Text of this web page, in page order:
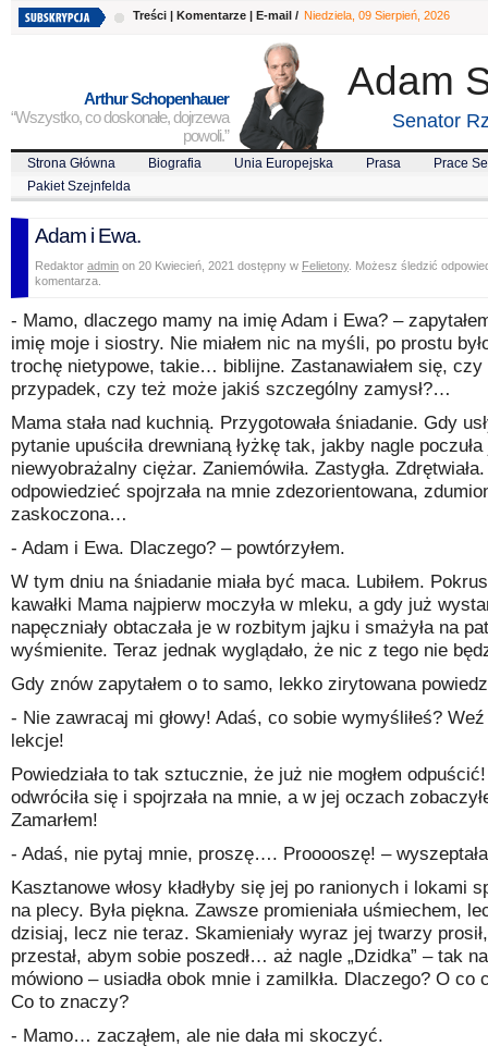
Treści | Komentarze | E-mail / Niedziela, 09 Sierpień, 2026
Arthur Schopenhauer
“Wszystko, co doskonałe, dojrzewa
powoli.”
Adam
Senator
Strona Główna Biografia Unia Europejska Prasa
Prace
Pakiet Szejnfelda
Adam i Ewa.
Redaktor admin on 20 Kwiecień, 2021 dostępny w Felietony. Możesz śledzić
komentarza.
- Mamo, dlaczego mamy na imię Adam i Ewa? –
imię moje i siostry. Nie miałem nic na myśli, po prostu
trochę nietypowe, takie… biblijne. Zastanawiałem się, czy
przypadek, czy też może jakiś szczególny zamysł?…
Mama stała nad kuchnią. Przygotowała śniadanie. Gdy
pytanie upuściła drewnianą łyżkę tak, jakby nagle
niewyobrażalny ciężar. Zaniemówiła. Zastygła.
odpowiedzieć spojrzała na mnie zdezorientowana,
zaskoczona…
- Adam i Ewa. Dlaczego? – powtórzyłem.
W tym dniu na śniadanie miała być maca. Lubiłem.
kawałki Mama najpierw moczyła w mleku, a gdy już
napęczniały obtaczała je w rozbitym jajku i smażyła na
wyśmienite. Teraz jednak wyglądało, że nic z tego nie
Gdy znów zapytałem o to samo, lekko zirytowana
- Nie zawracaj mi głowy! Adaś, co sobie wymyśliłeś?
lekcje!
Powiedziała to tak sztucznie, że już nie mogłem
odwróciła się i spojrzała na mnie, a w jej oczach
Zamarłem!
- Adaś, nie pytaj mnie, proszę…. Prooooszę! –
Kasztanowe włosy kładłyby się jej po ranionych i lokami
na plecy. Była piękna. Zawsze promieniała uśmiechem,
dzisiaj, lecz nie teraz. Skamieniały wyraz jej twarzy
przestał, abym sobie poszedł… aż nagle „Dzidka” – tak
mówiono – usiadła obok mnie i zamilkła. Dlaczego? O co
Co to znaczy?
- Mamo… zacząłem, ale nie dała mi skoczyć.